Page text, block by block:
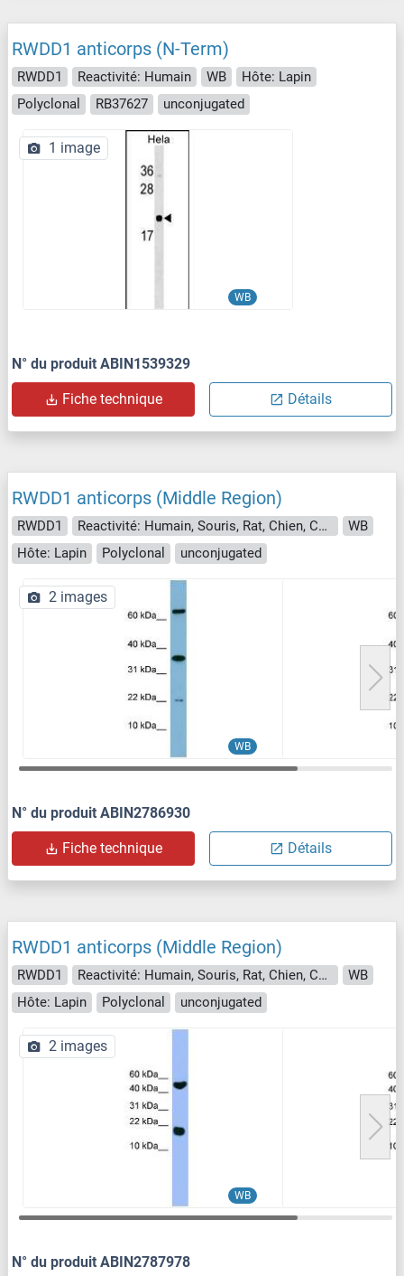
RWDD1 anticorps (N-Term)
RWDD1 Reactivité: Humain WB
Hôte: Lapin
Polyclonal
RB37627 unconjugated
WB
1 image
N° du produit ABIN1539329
Fiche technique Détails
RWDD1 anticorps (Middle Region)
RWDD1 Reactivité: Humain, Souris, Rat, Chien, Cheval, Lapin, Poisson zèbre (Danio rerio), Boeuf (Vache), Cobaye
WB
Hôte: Lapin
Polyclonal unconjugated
WB
2 images
N° du produit ABIN2786930
Fiche technique Détails
RWDD1 anticorps (Middle Region)
RWDD1 Reactivité: Humain, Souris, Rat, Chien, Cheval, Lapin, Poisson zèbre (Danio rerio), Boeuf (Vache), Cobaye, Porc
WB
Hôte: Lapin
Polyclonal unconjugated
WB
2 images
N° du produit ABIN2787978